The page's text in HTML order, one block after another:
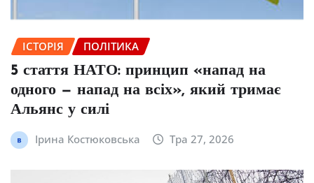
ІСТОРІЯ ПОЛІТИКА
5 стаття НАТО: принцип «напад на
одного — напад на всіх», який тримає
Альянс у силі
Ірина Костюковська Тра 27, 2026